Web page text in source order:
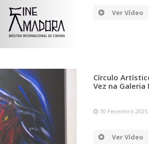
Ver Vídeo
Círculo
Vez na Galeria
10 Fevereiro 2025
Ver Vídeo